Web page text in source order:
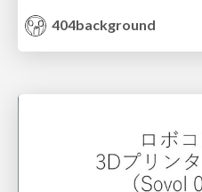
404background